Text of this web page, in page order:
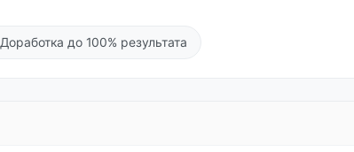
Доработка до 100% результата